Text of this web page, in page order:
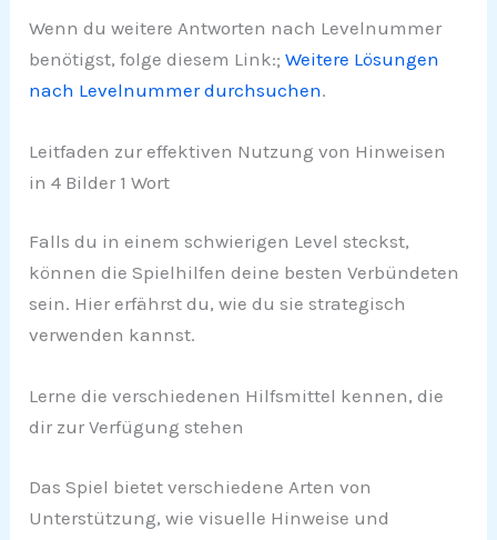
Wenn du weitere Antworten nach Levelnummer
benötigst, folge diesem Link:;Weitere Lösungen
nach Levelnummer durchsuchen.
Leitfaden zur effektiven Nutzung von Hinweisen
in 4 Bilder 1 Wort
Falls du in einem schwierigen Level steckst,
können die Spielhilfen deine besten Verbündeten
sein. Hier erfährst du, wie du sie strategisch
verwenden kannst.
Lerne die verschiedenen Hilfsmittel kennen, die
dir zur Verfügung stehen
Das Spiel bietet verschiedene Arten von
Unterstützung, wie visuelle Hinweise und